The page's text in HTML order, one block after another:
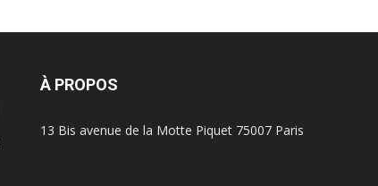
À PROPOS
13 Bis avenue de la Motte Piquet 75007 Paris